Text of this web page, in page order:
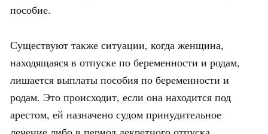
пособие.
Существуют также ситуации, когда женщина,
находящаяся в отпуске по беременности и родам,
лишается выплаты пособия по беременности и
родам. Это происходит, если она находится под
арестом, ей назначено судом принудительное